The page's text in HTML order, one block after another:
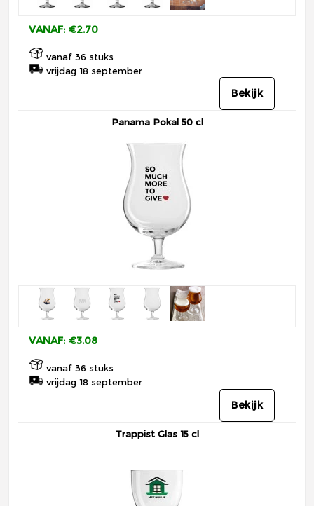
VANAF: €2.70
vanaf 36 stuks
vrijdag 18 september
Bekijk
Panama Pokal 50 cl
VANAF: €3.08
vanaf 36 stuks
vrijdag 18 september
Bekijk
Trappist Glas 15 cl